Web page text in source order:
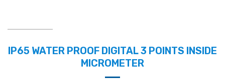
IP65 WATER PROOF DIGITAL 3 POINTS INSIDE
MICROMETER